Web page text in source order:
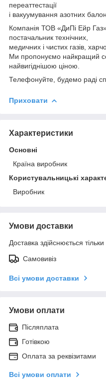
переаттестації
і вакуумування азотних
Компанія ТОВ «ДиПі Ейр
постачальник технічних,
медичних і чистих газів,
Ми пропонуємо найкращий
найвигіднішою ціною.
Телефонуйте, будемо раді
Приховати
Характеристики
Основні
Країна виробник
Користувальницькі
Виробник
Умови доставки
Доставка здійснюється
Самовивіз
Всі умови доставки
Умови оплати
Післяплата
Готівкою
Оплата за реквізитами
Всі умови оплати